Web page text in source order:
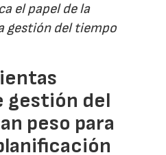
el papel de la
gestión del tiempo
gestión del
peso para